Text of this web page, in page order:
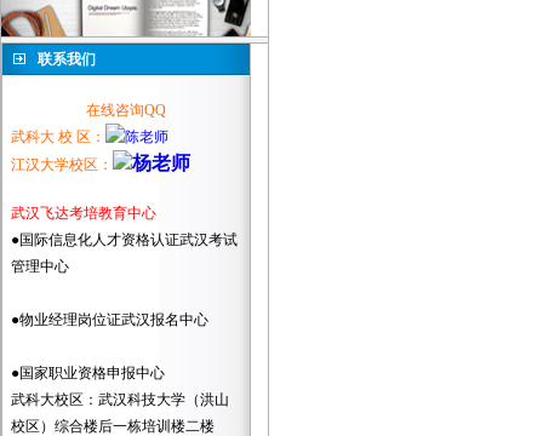
联系我们
在线咨询QQ
武科大 校 区：
江汉大学校区：
武汉飞达考培教育中心
●国际信息化人才资格认证武汉考试
管理中心
●物业经理岗位证武汉报名中心
●国家职业资格申报中心
武科大校区：武汉科技大学（洪山
校区）综合楼后一栋培训楼二楼